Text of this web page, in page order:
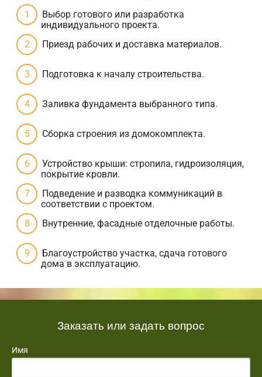
Выбор готового или разработка
индивидуального проекта.
Приезд рабочих и доставка материалов.
Подготовка к началу строительства.
Заливка фундамента выбранного типа.
Сборка строения из домокомплекта.
Устройство крыши: стропила, гидроизоляция,
покрытие кровли.
Подведение и разводка коммуникаций в
соответствии с проектом.
Внутренние, фасадные отделочные работы.
Благоустройство участка, сдача готового
дома в эксплуатацию.
Заказать или задать вопрос
Имя